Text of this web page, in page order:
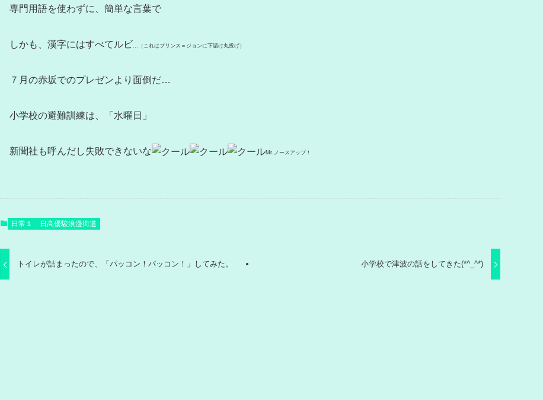
専門用語を使わずに、簡単な言葉で
しかも、漢字にはすべてルビ …（これはプリンス＝ジョンに下請け丸投げ）
７月の赤坂でのプレゼンより面倒だ…
小学校の避難訓練は、「水曜日」
新聞社も呼んだし失敗できないな Mr.ノースアップ！
日常１ 日高優駿浪漫街道
トイレが詰まったので、「パッコン！パッコン！」してみた。 小学校で津波の話をしてきた(*^_^*)